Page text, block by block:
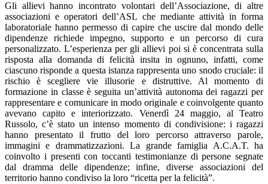
Gli allievi hanno incontrato volontari dell’Associazione, di altre
associazioni e operatori dell’ASL che mediante attività in forma
laboratoriale hanno permesso di capire che uscire dal mondo delle
dipendenze richiede impegno, supporto e un percorso di cura
personalizzato. L’esperienza per gli allievi poi si è concentrata sulla
risposta alla domanda di felicità insita in ognuno, infatti, come
ciascuno risponde a questa istanza rappresenta uno snodo cruciale: il
rischio è scegliere vie illusorie e distruttive. Al momento di
formazione in classe è seguita un’attività autonoma dei ragazzi per
rappresentare e comunicare in modo originale e coinvolgente quanto
avevano capito e interiorizzato. Venerdì 24 maggio, al Teatro
Russolo, c’è stato un intenso momento di condivisione: i ragazzi
hanno presentato il frutto del loro percorso attraverso parole,
immagini e drammatizzazioni. La grande famiglia A.C.A.T. ha
coinvolto i presenti con toccanti testimonianze di persone segnate
dal dramma delle dipendenze; infine, diverse associazioni del
territorio hanno condiviso la loro “ricetta per la felicità”.